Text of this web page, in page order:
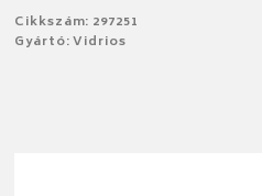
Cikkszám: 297251
Gyártó: Vidrios